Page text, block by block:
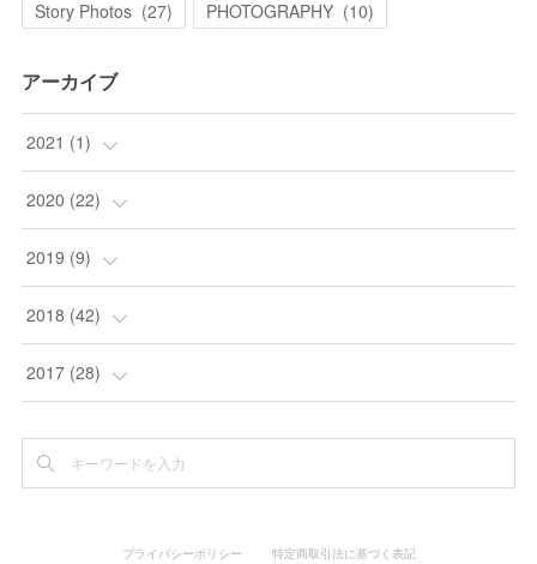
Story Photos (27) PHOTOGRAPHY (10)
アーカイブ
2021 (1)
(1)
2020 (22)
(1
(1)
(3)
2019 (9)
(3)
(2)
2018 (42)
(1)
(3)
2017 (28)
(2)
プライバシーポリシー 特定商取引法に基づく表記